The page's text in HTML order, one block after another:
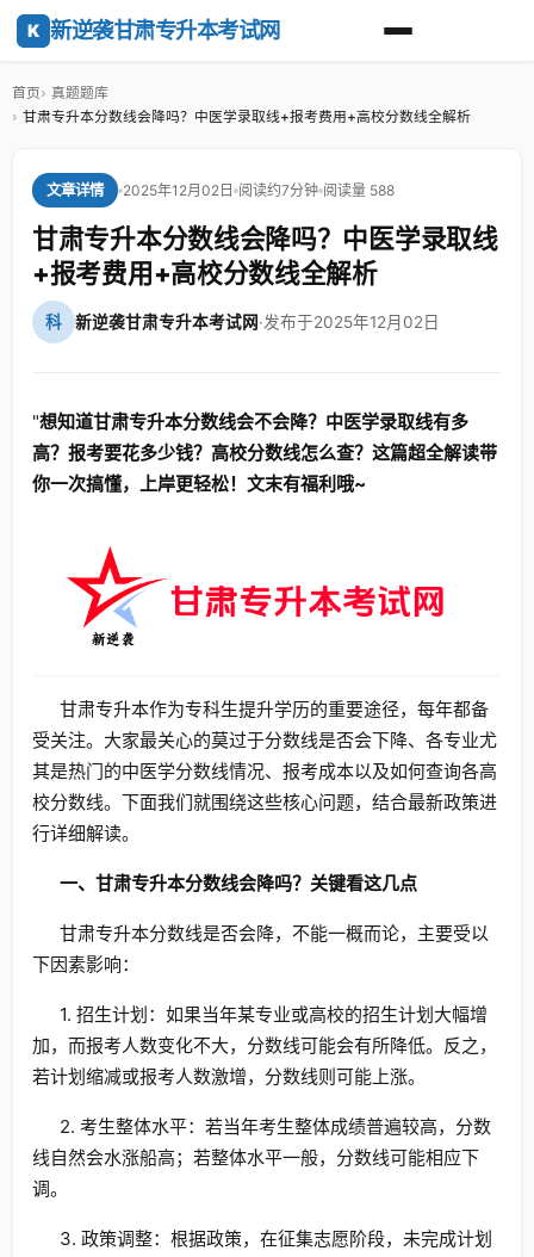
K 新逆袭甘肃专升本考试网
首页
真题题库
甘肃专升本分数线会降吗？中医学录取线+报考费用+高校分数线全解析
文章详情 2025年12月02日 阅读约7分钟 阅读量 588
甘肃专升本分数线会降吗？中医学录取线
+报考费用+高校分数线全解析
科 新逆袭甘肃专升本考试网·发布于2025年12月02日
"想知道甘肃专升本分数线会不会降？中医学录取线有多
高？报考要花多少钱？高校分数线怎么查？这篇超全解读带
你一次搞懂，上岸更轻松！文末有福利哦~
甘肃专升本作为专科生提升学历的重要途径，每年都备
受关注。大家最关心的莫过于分数线是否会下降、各专业尤
其是热门的中医学分数线情况、报考成本以及如何查询各高
校分数线。下面我们就围绕这些核心问题，结合最新政策进
行详细解读。
一、甘肃专升本分数线会降吗？关键看这几点
甘肃专升本分数线是否会降，不能一概而论，主要受以
下因素影响：
1. 招生计划：如果当年某专业或高校的招生计划大幅增
加，而报考人数变化不大，分数线可能会有所降低。反之，
若计划缩减或报考人数激增，分数线则可能上涨。
2. 考生整体水平：若当年考生整体成绩普遍较高，分数
线自然会水涨船高；若整体水平一般，分数线可能相应下
调。
3. 政策调整：根据政策，在征集志愿阶段，未完成计划